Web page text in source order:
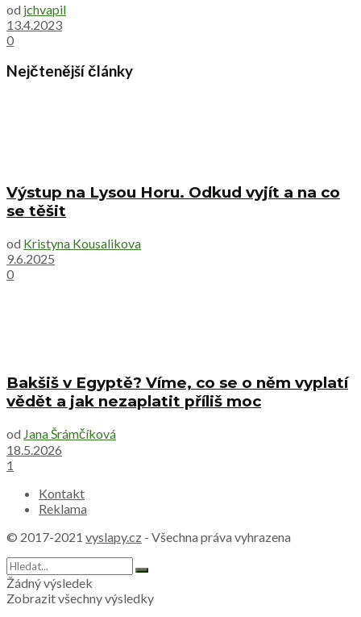
od jchvapil
13.4.2023
0
Nejčtenější články
Výstup na Lysou Horu. Odkud vyjít a na co
se těšit
od Kristyna Kousalikova
9.6.2025
0
Bakšiš v Egyptě? Víme, co se o něm vyplatí
vědět a jak nezaplatit příliš moc
od Jana Šrámčíková
18.5.2026
1
Kontakt
Reklama
© 2017-2021 vyslapy.cz - Všechna práva vyhrazena
Žádný výsledek
Zobrazit všechny výsledky